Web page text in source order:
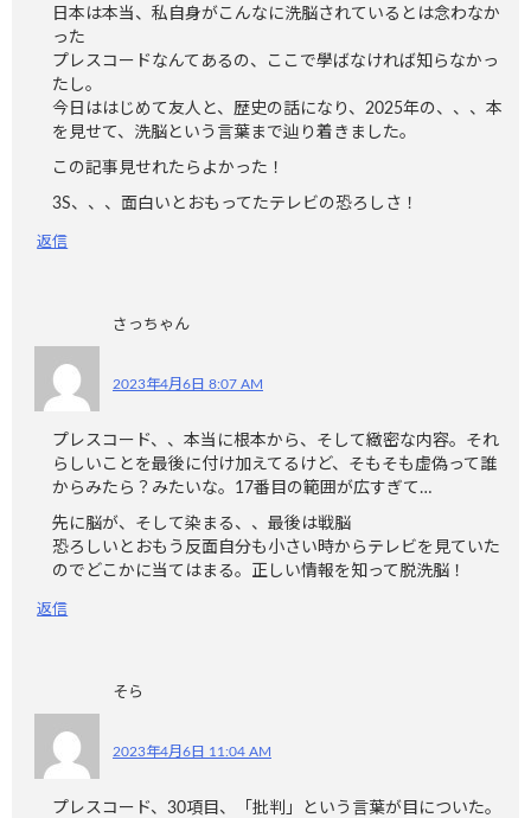
日本は本当、私自身がこんなに洗脳されているとは念わなか
った
プレスコードなんてあるの、ここで學ばなければ知らなかっ
たし。
今日ははじめて友人と、歴史の話になり、2025年の、、、本
を見せて、洗脳という言葉まで辿り着きました。
この記事見せれたらよかった！
3S、、、面白いとおもってたテレビの恐ろしさ！
返信
さっちゃん
2023年4月6日 8:07 AM
プレスコード、、本当に根本から、そして緻密な内容。それ
らしいことを最後に付け加えてるけど、そもそも虚偽って誰
からみたら？みたいな。17番目の範囲が広すぎて…
先に脳が、そして染まる、、最後は戦脳
恐ろしいとおもう反面自分も小さい時からテレビを見ていた
のでどこかに当てはまる。正しい情報を知って脱洗脳！
返信
そら
2023年4月6日 11:04 AM
プレスコード、30項目、「批判」という言葉が目についた。